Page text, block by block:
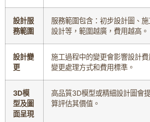
設計服
務範圍
服務範圍包含：初步設計圖、
設計等，範圍越廣，費用越高。
設計變
更
施工過程中的變更會影響設計
變更處理方式和費用標準。
3D模
型及圖
面呈現
高品質3D模型或精細設計圖會
算評估其價值。